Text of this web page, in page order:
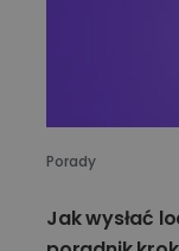
Porady
Jak wysłać